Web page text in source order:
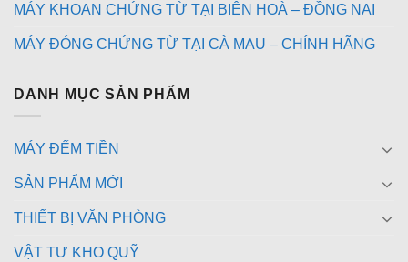
MÁY KHOAN CHỨNG TỪ TẠI BIÊN HOÀ – ĐỒNG NAI
MÁY ĐÓNG CHỨNG TỪ TẠI CÀ MAU – CHÍNH HÃNG
DANH MỤC SẢN PHẨM
MÁY ĐẾM TIỀN
SẢN PHẨM MỚI
THIẾT BỊ VĂN PHÒNG
VẬT TƯ KHO QUỸ